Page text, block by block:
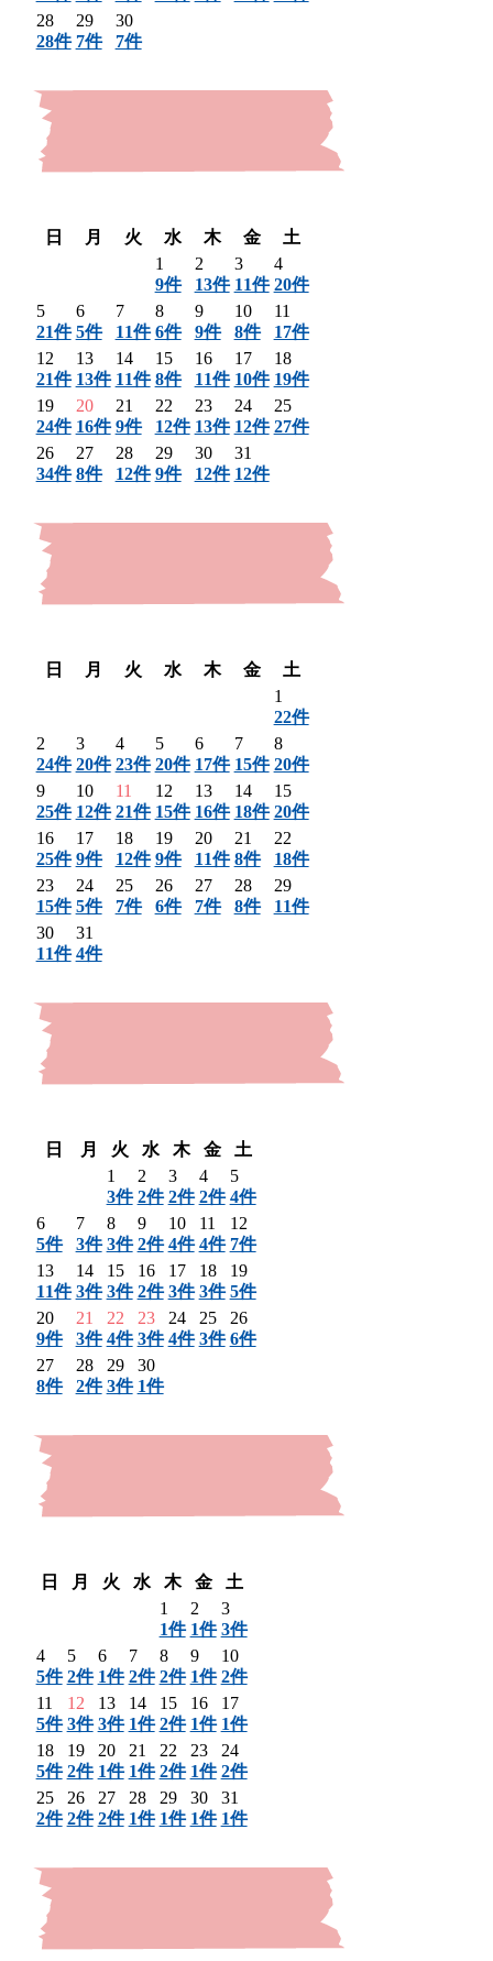
28
28件
29
7件
30
7件
日
月 火 水 木 金
土
1
9件
2
13件
3
11件
4
20件
5
21件
6
5件
7
11件
8
6件
9
9件
10
8件
11
17件
12
21件
13
13件
14
11件
15
8件
16
11件
17
10件
18
19件
19
24件
20
16件
21
9件
22
12件
23
13件
24
12件
25
27件
26
34件
27
8件
28
12件
29
9件
30
12件
31
12件
日
月 火 水 木 金
土
1
22件
2
24件
3
20件
4
23件
5
20件
6
17件
7
15件
8
20件
9
25件
10
12件
11
21件
12
15件
13
16件
14
18件
15
20件
16
25件
17
9件
18
12件
19
9件
20
11件
21
8件
22
18件
23
15件
24
5件
25
7件
26
6件
27
7件
28
8件
29
11件
30
11件
31
4件
日
月 火 水 木 金
土
1
3件
2
2件
3
2件
4
2件
5
4件
6
5件
7
3件
8
3件
9
2件
10
4件
11
4件
12
7件
13
11件
14
3件
15
3件
16
2件
17
3件
18
3件
19
5件
20
9件
21
3件
22
4件
23
3件
24
4件
25
3件
26
6件
27
8件
28
2件
29
3件
30
1件
日
月 火 水 木 金
土
1
1件
2
1件
3
3件
4
5件
5
2件
6
1件
7
2件
8
2件
9
1件
10
2件
11
5件
12
3件
13
3件
14
1件
15
2件
16
1件
17
1件
18
5件
19
2件
20
1件
21
1件
22
2件
23
1件
24
2件
25
2件
26
2件
27
2件
28
1件
29
1件
30
1件
31
1件